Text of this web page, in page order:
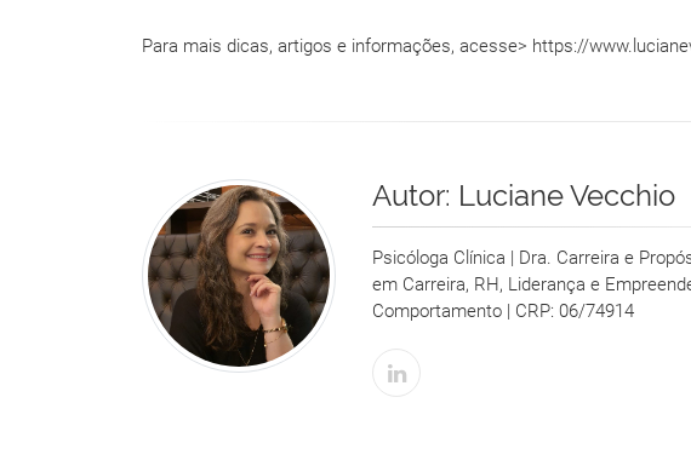
Para mais dicas, artigos e informações, acesse> https://
Autor: Luciane Vecchio
Psicóloga Clínica | Dra. Carreira e
em Carreira, RH, Liderança e
Comportamento | CRP: 06/74914